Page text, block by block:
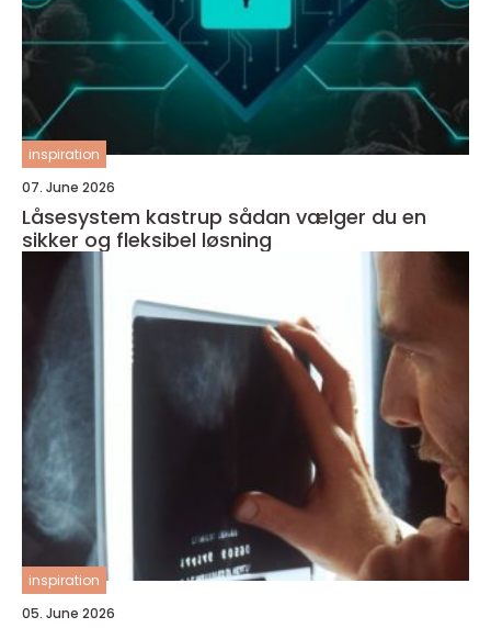
inspiration
07. June 2026
Låsesystem kastrup sådan vælger du en
sikker og fleksibel løsning
inspiration
05. June 2026